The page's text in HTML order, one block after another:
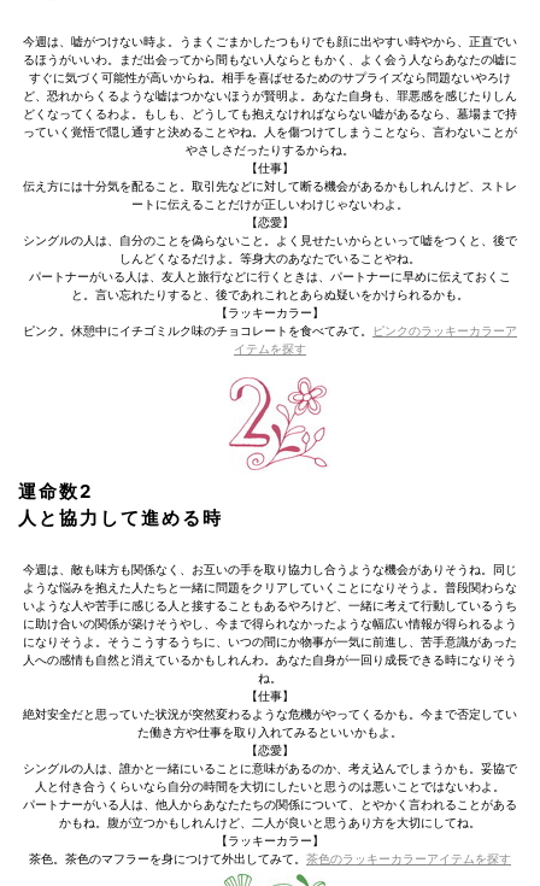
今週は、嘘がつけない時よ。うまくごまかしたつもりでも顔に出やすい時やから、正直でい
るほうがいいわ。まだ出会ってから間もない人ならともかく、よく会う人ならあなたの嘘に
すぐに気づく可能性が高いからね。相手を喜ばせるためのサプライズなら問題ないやろけ
ど、恐れからくるような嘘はつかないほうが賢明よ。あなた自身も、罪悪感を感じたりしん
どくなってくるわよ。もしも、どうしても抱えなければならない嘘があるなら、墓場まで持
っていく覚悟で隠し通すと決めることやね。人を傷つけてしまうことなら、言わないことが
やさしさだったりするからね。
【仕事】
伝え方には十分気を配ること。取引先などに対して断る機会があるかもしれんけど、ストレ
ートに伝えることだけが正しいわけじゃないわよ。
【恋愛】
シングルの人は、自分のことを偽らないこと。よく見せたいからといって嘘をつくと、後で
しんどくなるだけよ。等身大のあなたでいることやね。
パートナーがいる人は、友人と旅行などに行くときは、パートナーに早めに伝えておくこ
と。言い忘れたりすると、後であれこれとあらぬ疑いをかけられるかも。
【ラッキーカラー】
ピンク。休憩中にイチゴミルク味のチョコレートを食べてみて。
ピンクのラッキーカラーア
イテムを探す
運命数2
人と協力して進める時
今週は、敵も味方も関係なく、お互いの手を取り協力し合うような機会がありそうね。同じ
ような悩みを抱えた人たちと一緒に問題をクリアしていくことになりそうよ。普段関わらな
いような人や苦手に感じる人と接することもあるやろけど、一緒に考えて行動しているうち
に助け合いの関係が築けそうやし、今まで得られなかったような幅広い情報が得られるよう
になりそうよ。そうこうするうちに、いつの間にか物事が一気に前進し、苦手意識があった
人への感情も自然と消えているかもしれんわ。あなた自身が一回り成長できる時になりそう
ね。
【仕事】
絶対安全だと思っていた状況が突然変わるような危機がやってくるかも。今まで否定してい
た働き方や仕事を取り入れてみるといいかもよ。
【恋愛】
シングルの人は、誰かと一緒にいることに意味があるのか、考え込んでしまうかも。妥協で
人と付き合うくらいなら自分の時間を大切にしたいと思うのは悪いことではないわよ。
パートナーがいる人は、他人からあなたたちの関係について、とやかく言われることがある
かもね。腹が立つかもしれんけど、二人が良いと思うあり方を大切にしてね。
【ラッキーカラー】
茶色。茶色のマフラーを身につけて外出してみて。 茶色のラッキーカラーアイテムを探す